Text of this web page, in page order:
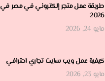
طريقة عمل متجر إلكتروني في مصر في
2026
مايو 24, 2026
كيفية عمل ويب سايت تجاري احترافي
مايو 23, 2026